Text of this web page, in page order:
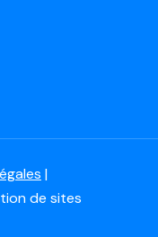
|
de sites